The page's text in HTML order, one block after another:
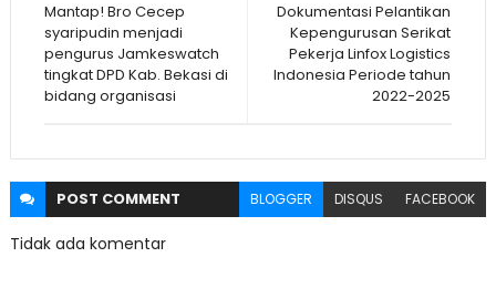
Dokumentasi Pelantikan
Kepengurusan Serikat
Pekerja Linfox Logistics
Indonesia Periode tahun
2022-2025
Mantap! Bro Cecep
syaripudin menjadi
pengurus Jamkeswatch
tingkat DPD Kab. Bekasi di
bidang organisasi
POST COMMENT BLOGGER DISQUS FACEBOOK
Tidak ada komentar